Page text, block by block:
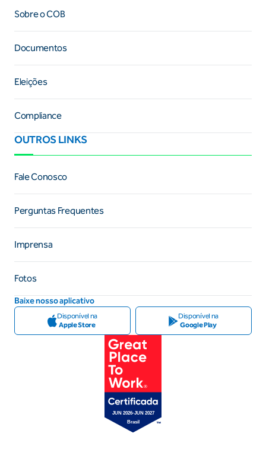
Sobre o COB
Documentos
Eleições
Compliance
OUTROS LINKS
Fale Conosco
Perguntas Frequentes
Imprensa
Fotos
Baixe nosso aplicativo
Disponível na
Apple Store
Disponível na
Google Play